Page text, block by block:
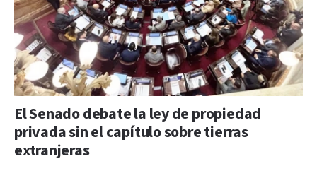
El Senado debate la ley de propiedad
privada sin el capítulo sobre tierras
extranjeras